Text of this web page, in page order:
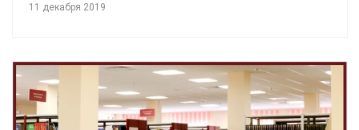
11 декабря 2019